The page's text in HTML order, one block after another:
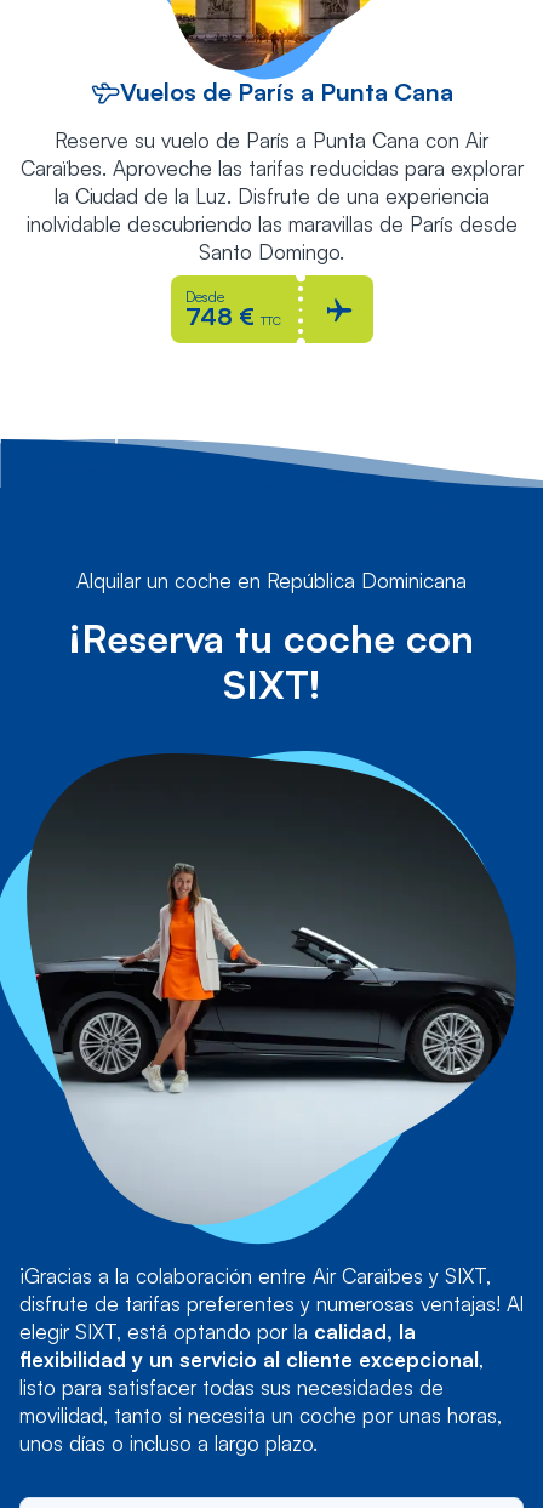
Vuelos de París a Punta Cana
Reserve su vuelo de París a Punta Cana con Air
Caraïbes. Aproveche las tarifas reducidas para explorar
la Ciudad de la Luz. Disfrute de una experiencia
inolvidable descubriendo las maravillas de París desde
Santo Domingo.
Desde
748 € TTC
Alquilar un coche en República Dominicana
¡Reserva tu coche con
SIXT!
¡Gracias a la colaboración entre Air Caraïbes y SIXT,
disfrute de tarifas preferentes y numerosas ventajas! Al
elegir SIXT, está optando por la calidad, la
flexibilidad y un servicio al cliente excepcional,
listo para satisfacer todas sus necesidades de
movilidad, tanto si necesita un coche por unas horas,
unos días o incluso a largo plazo.